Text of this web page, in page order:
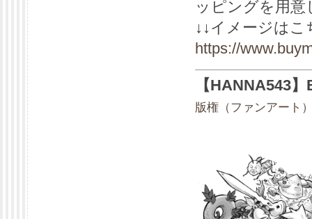
ッピングを用
↓↓イメージはこ
https://
【HANNA543
版権（ファンアート